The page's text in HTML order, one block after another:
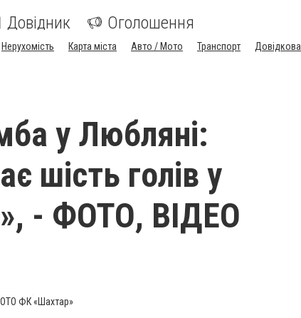
Довідник Оголошення
Нерухомість Карта міста Авто / Мото Транспорт Довідкова
у Любляні:
шість голів у
- ФОТО, ВІДЕО
ФК «Шахтар»